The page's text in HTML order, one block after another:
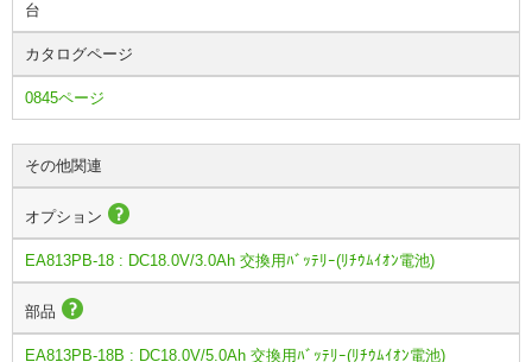
台
カタログページ
0845ページ
その他関連
オプション
EA813PB-18 : DC18.0V/3.0Ah 交換用ﾊﾞｯﾃﾘｰ(ﾘﾁｳﾑｲｵﾝ電池)
部品
EA813PB-18B : DC18.0V/5.0Ah 交換用ﾊﾞｯﾃﾘｰ(ﾘﾁｳﾑｲｵﾝ電池)